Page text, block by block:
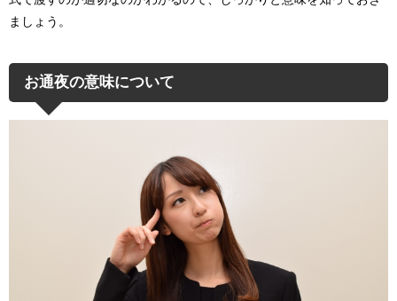
ましょう。
お通夜の意味について